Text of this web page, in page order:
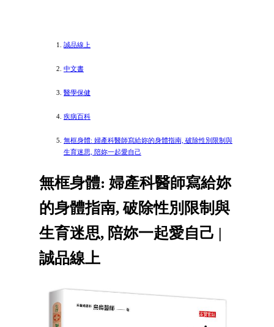
誠品線上
中文書
醫學保健
疾病百科
無框身體: 婦產科醫師寫給妳的身體指南, 破除性別限制與
生育迷思, 陪妳一起愛自己
無框身體: 婦產科醫師寫給妳
的身體指南, 破除性別限制與
生育迷思, 陪妳一起愛自己 |
誠品線上